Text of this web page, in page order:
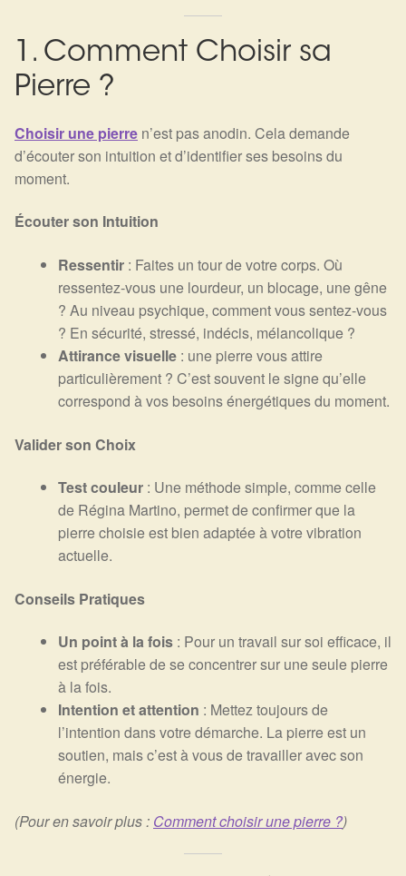
Les pierres en détail
La roue de l’année
Détails du compte
Commandes
1. Comment Choisir sa
Pierre ?
Choisir une pierre n’est pas anodin. Cela demande
d’écouter son intuition et d’identifier ses besoins du
moment.
Écouter son Intuition
Ressentir : Faites un tour de votre corps. Où
ressentez-vous une lourdeur, un blocage, une gêne
? Au niveau psychique, comment vous sentez-vous
? En sécurité, stressé, indécis, mélancolique ?
Attirance visuelle : une pierre vous attire
particulièrement ? C’est souvent le signe qu’elle
correspond à vos besoins énergétiques du moment.
Valider son Choix
Test couleur : Une méthode simple, comme celle
de Régina Martino, permet de confirmer que la
pierre choisie est bien adaptée à votre vibration
actuelle.
Conseils Pratiques
Un point à la fois : Pour un travail sur soi efficace, il
est préférable de se concentrer sur une seule pierre
à la fois.
Intention et attention : Mettez toujours de
l’intention dans votre démarche. La pierre est un
soutien, mais c’est à vous de travailler avec son
énergie.
(Pour en savoir plus : Comment choisir une pierre ?)